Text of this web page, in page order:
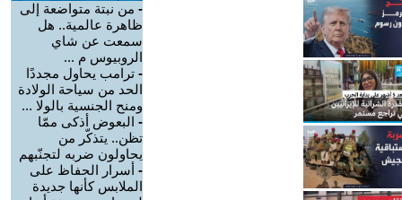
- من نبتة متواضعة إلى
ظاهرة عالمية.. هل
سمعت عن شاي
الروبيوس م ...
- ترامب يحاول مجددًا
الحد من سياحة الولادة
ومنح الجنسية بالولا ...
- البعوض أذكى ممّا
تظن.. يتذكّر من
يحاولون ضربه لتجنّبهم
- أسرار الحفاظ على
الملابس كأنها جديدة